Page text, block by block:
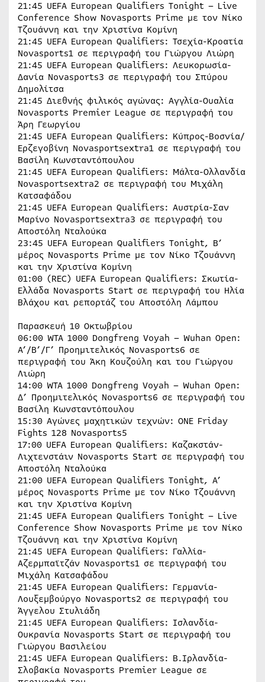
21:45 UEFA European Qualifiers Tonight – Live
Conference Show Novasports Prime με τον Νίκο
Τζουάννη και την Χριστίνα Κομίνη
21:45 UEFA European Qualifiers: Τσεχία-Κροατία
Novasports1 σε περιγραφή του Γιώργου Λιώρη
21:45 UEFA European Qualifiers: Λευκορωσία-
Δανία Novasports3 σε περιγραφή του Σπύρου
Δημολίτσα
21:45 Διεθνής φιλικός αγώνας: Αγγλία-Ουαλία
Novasports Premier League σε περιγραφή του
Άρη Γεωργίου
21:45 UEFA European Qualifiers: Κύπρος-Βοσνία/
Ερζεγοβίνη Novasportsextra1 σε περιγραφή του
Βασίλη Κωνσταντόπουλου
21:45 UEFA European Qualifiers: Μάλτα-Ολλανδία
Novasportsextra2 σε περιγραφή του Μιχάλη
Κατσαφάδου
21:45 UEFA European Qualifiers: Αυστρία-Σαν
Μαρίνο Novasportsextra3 σε περιγραφή του
Αποστόλη Νταλούκα
23:45 UEFA European Qualifiers Tonight, B’
μέρος Novasports Prime με τον Νίκο Τζουάννη
και την Χριστίνα Κομίνη
01:00 (REC) UEFA European Qualifiers: Σκωτία-
Ελλάδα Novasports Start σε περιγραφή του Ηλία
Βλάχου και ρεπορτάζ του Αποστόλη Λάμπου
Παρασκευή 10 Οκτωβρίου
06:00 WTA 1000 Dongfreng Voyah – Wuhan Open:
Α’/Β’/Γ’ Προημιτελικός Novasports6 σε
περιγραφή του Άκη Κουζούλη και του Γιώργου
Λιώρη
14:00 WTA 1000 Dongfreng Voyah – Wuhan Open:
Δ’ Προημιτελικός Novasports6 σε περιγραφή του
Βασίλη Κωνσταντόπουλου
15:30 Αγώνες μαχητικών τεχνών: ONE Friday
Fights 128 Novasports5
17:00 UEFA European Qualifiers: Καζακστάν-
Λιχτενστάιν Novasports Start σε περιγραφή του
Αποστόλη Νταλούκα
21:00 UEFA European Qualifiers Tonight, Α’
μέρος Novasports Prime με τον Νίκο Τζουάννη
και την Χριστίνα Κομίνη
21:45 UEFA European Qualifiers Tonight – Live
Conference Show Novasports Prime με τον Νίκο
Τζουάννη και την Χριστίνα Κομίνη
21:45 UEFA European Qualifiers: Γαλλία-
Αζερμπαϊτζάν Novasports1 σε περιγραφή του
Μιχάλη Κατσαφάδου
21:45 UEFA European Qualifiers: Γερμανία-
Λουξεμβούργο Novasports2 σε περιγραφή του
Άγγελου Στυλιάδη
21:45 UEFA European Qualifiers: Ισλανδία-
Ουκρανία Novasports Start σε περιγραφή του
Γιώργου Βασιλείου
21:45 UEFA European Qualifiers: Β.Ιρλανδία-
Σλοβακία Novasports Premier League σε